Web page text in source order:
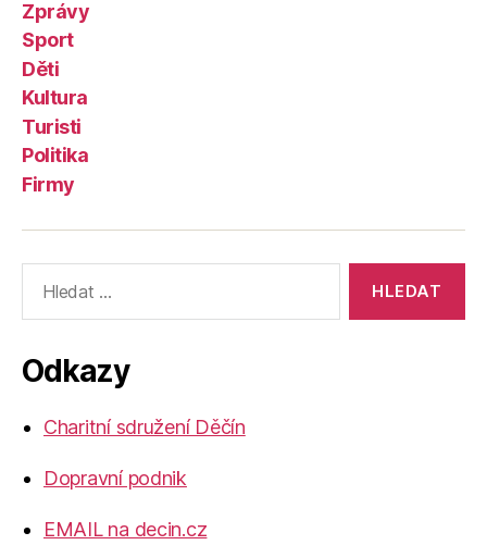
Zprávy
Sport
Děti
Kultura
Turisti
Politika
Firmy
vyhledávání:
Odkazy
Charitní sdružení Děčín
Dopravní podnik
EMAIL na decin.cz